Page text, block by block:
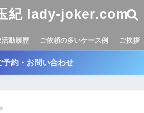
紀 lady-joker.com
動履歴 ご依頼の多いケース例 ご挨拶
予約・お問い合わせ